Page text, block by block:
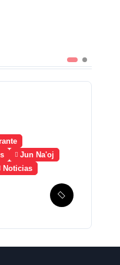
Jun Na'oj
Noticias